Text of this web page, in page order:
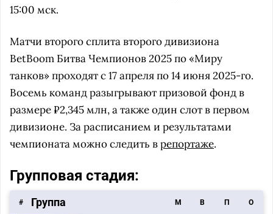
15:00 мск.
Матчи второго сплита второго дивизиона
BetBoom Битва Чемпионов 2025 по «Миру
танков» проходят с 17 апреля по 14 июня 2025-го.
Восемь команд разыгрывают призовой фонд в
размере ₽2,345 млн, а также один слот в первом
дивизионе. За расписанием и результатами
чемпионата можно следить врепортаже.
Групповая стадия:
# Группа M В П О